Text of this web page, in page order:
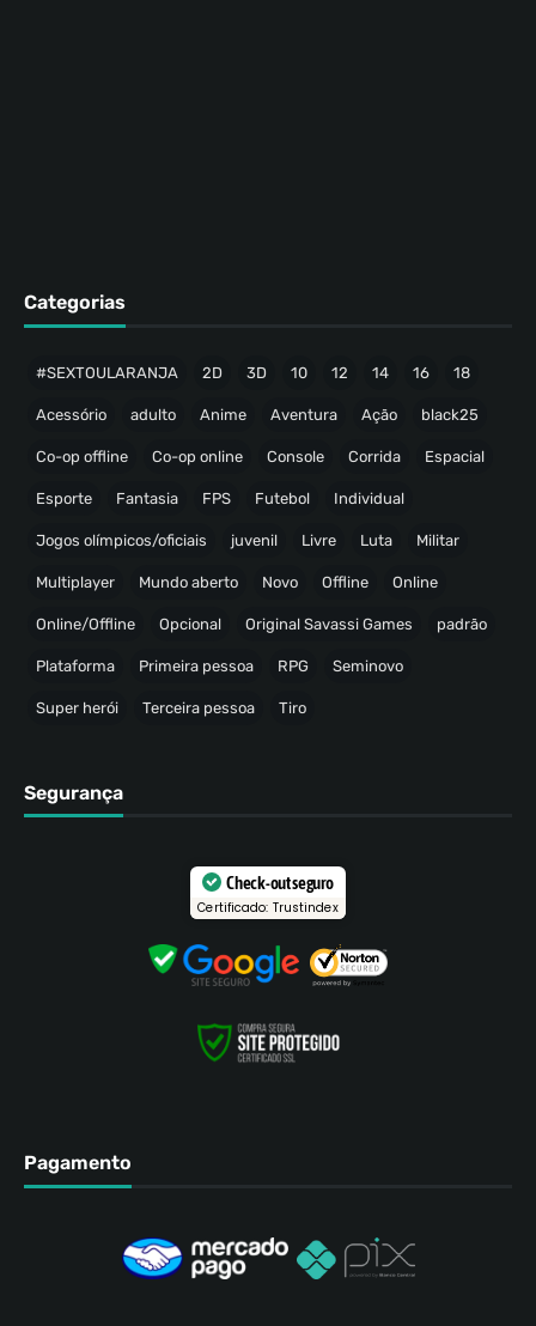
Categorias
#SEXTOULARANJA 2D 3D 10 12 14 16 18
Acessório adulto Anime Aventura Ação black25
Co-op offline Co-op online Console Corrida Espacial
Esporte Fantasia FPS Futebol Individual
Jogos olímpicos/oficiais juvenil Livre Luta Militar
Multiplayer Mundo aberto Novo Offline Online
Online/Offline Opcional Original Savassi Games padrão
Plataforma Primeira pessoa RPG Seminovo
Super herói Terceira pessoa Tiro
Segurança
Check-out seguro
Certificado: Trustindex
Pagamento